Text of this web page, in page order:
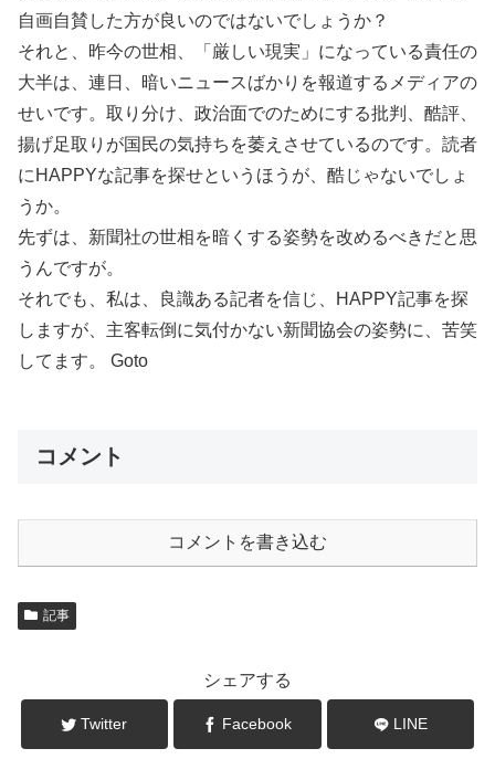
自画自賛した方が良いのではないでしょうか？
それと、昨今の世相、「厳しい現実」になっている責任の
大半は、連日、暗いニュースばかりを報道するメディアの
せいです。取り分け、政治面でのためにする批判、酷評、
揚げ足取りが国民の気持ちを萎えさせているのです。読者
にHAPPYな記事を探せというほうが、酷じゃないでしょ
うか。
先ずは、新聞社の世相を暗くする姿勢を改めるべきだと思
うんですが。
それでも、私は、良識ある記者を信じ、HAPPY記事を探
しますが、主客転倒に気付かない新聞協会の姿勢に、苦笑
してます。 Goto
コメント
コメントを書き込む
記事
シェアする
Twitter Facebook LINE